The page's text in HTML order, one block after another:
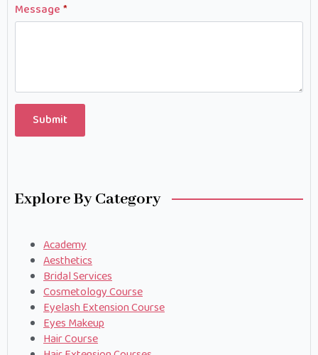
Message *
Submit
Explore By Category
Academy
Aesthetics
Bridal Services
Cosmetology Course
Eyelash Extension Course
Eyes Makeup
Hair Course